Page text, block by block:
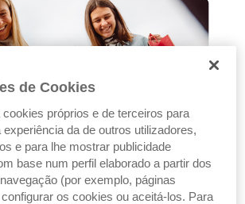
Aproveite vantagens exclusivas e ofertas
de Cookies
próprios e de terceiros para
da de outros utilizadores,
e para lhe mostrar publicidade
base num perfil elaborado a partir dos
(por exemplo, páginas
os cookies ou aceitá-los. Para